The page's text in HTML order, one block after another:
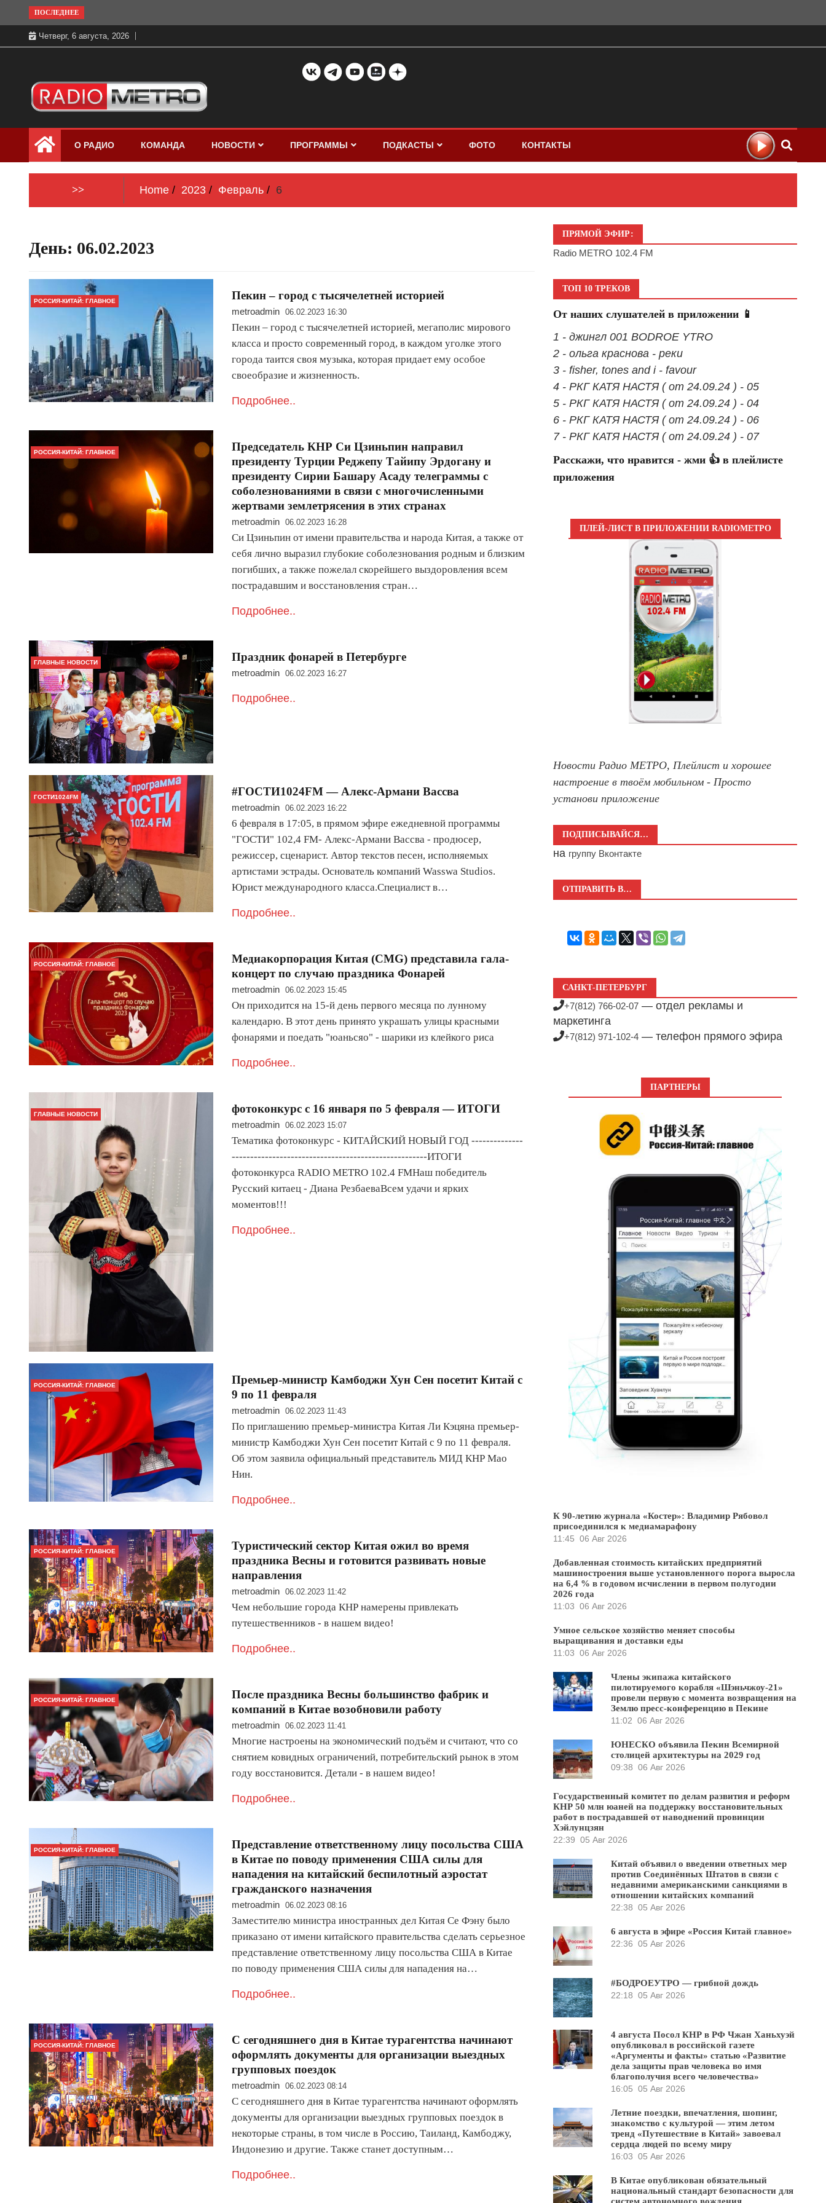
to
content
ПОСЛЕДНЕЕ
Четверг, 6 августа, 2026
Радио МЕТРО
бесплатно в хорошем качестве Санкт-
Петербург и Россия
О РАДИО КОМАНДА НОВОСТИ ПРОГРАММЫ ПОДКАСТЫ ФОТО КОНТАКТЫ
>> Home 2023 Февраль 6
День: 06.02.2023
РОССИЯ-КИТАЙ: ГЛАВНОЕ Пекин – город с тысячелетней историей
metroadmin 06.02.2023 16:30
Пекин – город с тысячелетней историей, мегаполис мирового
класса и просто современный город, в каждом уголке этого
города таится своя музыка, которая придает ему особое
своеобразие и жизненность.
Подробнее..
РОССИЯ-КИТАЙ: ГЛАВНОЕ
Председатель КНР Си Цзиньпин направил
президенту Турции Реджепу Тайипу Эрдогану и
президенту Сирии Башару Асаду телеграммы с
соболезнованиями в связи с многочисленными
жертвами землетрясения в этих странах
metroadmin 06.02.2023 16:28
Си Цзиньпин от имени правительства и народа Китая, а также от
себя лично выразил глубокие соболезнования родным и близким
погибших, а также пожелал скорейшего выздоровления всем
пострадавшим и восстановления стран…
Подробнее..
ГЛАВНЫЕ НОВОСТИ Праздник фонарей в Петербурге
metroadmin 06.02.2023 16:27
Подробнее..
ГОСТИ1024FM #ГОСТИ1024FM — Алекс-Армани Вассва
metroadmin 06.02.2023 16:22
6 февраля в 17:05, в прямом эфире ежедневной программы
"ГОСТИ" 102,4 FM- Алекс-Армани Вассва - продюсер,
режиссер, сценарист. Автор текстов песен, исполняемых
артистами эстрады. Основатель компаний Wasswa Studios.
Юрист международного класса.Специалист в…
Подробнее..
РОССИЯ-КИТАЙ: ГЛАВНОЕ
Медиакорпорация Китая (CMG) представила гала-
концерт по случаю праздника Фонарей
metroadmin 06.02.2023 15:45
Он приходится на 15-й день первого месяца по лунному
календарю. В этот день принято украшать улицы красными
фонарями и поедать "юаньсяо" - шарики из клейкого риса
Подробнее..
ГЛАВНЫЕ НОВОСТИ фотоконкурс с 16 января по 5 февраля — ИТОГИ
metroadmin 06.02.2023 15:07
Тематика фотоконкурс - КИТАЙСКИЙ НОВЫЙ ГОД --------------
-----------------------------------------------------ИТОГИ
фотоконкурса RADIO METRO 102.4 FMНаш победитель
Русский китаец - Диана РезбаеваВсем удачи и ярких
моментов!!!
Подробнее..
РОССИЯ-КИТАЙ: ГЛАВНОЕ
Премьер-министр Камбоджи Хун Сен посетит Китай с
9 по 11 февраля
metroadmin 06.02.2023 11:43
По приглашению премьер-министра Китая Ли Кэцяна премьер-
министр Камбоджи Хун Сен посетит Китай с 9 по 11 февраля.
Об этом заявила официальный представитель МИД КНР Мао
Нин.
Подробнее..
РОССИЯ-КИТАЙ: ГЛАВНОЕ
Туристический сектор Китая ожил во время
праздника Весны и готовится развивать новые
направления
metroadmin 06.02.2023 11:42
Чем небольшие города КНР намерены привлекать
путешественников - в нашем видео!
Подробнее..
РОССИЯ-КИТАЙ: ГЛАВНОЕ
После праздника Весны большинство фабрик и
компаний в Китае возобновили работу
metroadmin 06.02.2023 11:41
Многие настроены на экономический подъём и считают, что со
снятием ковидных ограничений, потребительский рынок в этом
году восстановится. Детали - в нашем видео!
Подробнее..
РОССИЯ-КИТАЙ: ГЛАВНОЕ
Представление ответственному лицу посольства США
в Китае по поводу применения США силы для
нападения на китайский беспилотный аэростат
гражданского назначения
metroadmin 06.02.2023 08:16
Заместителю министра иностранных дел Китая Се Фэну было
приказано от имени китайского правительства сделать серьезное
представление ответственному лицу посольства США в Китае
по поводу применения США силы для нападения на…
Подробнее..
РОССИЯ-КИТАЙ: ГЛАВНОЕ
C сегодняшнего дня в Китае турагентства начинают
оформлять документы для организации выездных
групповых поездок
metroadmin 06.02.2023 08:14
C сегодняшнего дня в Китае турагентства начинают оформлять
документы для организации выездных групповых поездок в
некоторые страны, в том числе в Россию, Таиланд, Камбоджу,
Индонезию и другие. Также станет доступным…
Подробнее..
ПРЯМОЙ ЭФИР:
Radio METRO 102.4 FM
ТОП 10 ТРЕКОВ
От наших слушателей в приложении 📱
1 - джингл 001 BODROE YTRO
2 - ольга краснова - реки
3 - fisher, tones and i - favour
4 - РКГ КАТЯ НАСТЯ ( от 24.09.24 ) - 05
5 - РКГ КАТЯ НАСТЯ ( от 24.09.24 ) - 04
6 - РКГ КАТЯ НАСТЯ ( от 24.09.24 ) - 06
7 - РКГ КАТЯ НАСТЯ ( от 24.09.24 ) - 07
Расскажи, что нравится - жми 👍 в плейлисте
приложения
ПЛЕЙ-ЛИСТ В ПРИЛОЖЕНИИ RADIOМЕТРО
Новости Радио МЕТРО, Плейлист и хорошее
настроение в твоём мобильном - Просто
установи приложение
ПОДПИСЫВАЙСЯ…
на группу Вконтакте
ОТПРАВИТЬ В…
САНКТ-ПЕТЕРБУРГ
+7(812) 766-02-07 — отдел рекламы и
маркетинга
+7(812) 971-102-4 — телефон прямого эфира
ПАРТНЕРЫ
К 90-летию журнала «Костер»: Владимир Рябовол
присоединился к медиамарафону
11:45 06 Авг 2026
Добавленная стоимость китайских предприятий
машиностроения выше установленного порога выросла
на 6,4 % в годовом исчислении в первом полугодии
2026 года
11:03 06 Авг 2026
Умное сельское хозяйство меняет способы
выращивания и доставки еды
11:03 06 Авг 2026
Члены экипажа китайского
пилотируемого корабля «Шэньчжоу-21»
провели первую с момента возвращения на
Землю пресс-конференцию в Пекине
11:02 06 Авг 2026
ЮНЕСКО объявила Пекин Всемирной
столицей архитектуры на 2029 год
09:38 06 Авг 2026
Государственный комитет по делам развития и реформ
КНР 50 млн юаней на поддержку восстановительных
работ в пострадавшей от наводнений провинции
Хэйлунцзян
22:39 05 Авг 2026
Китай объявил о введении ответных мер
против Соединённых Штатов в связи с
недавними американскими санкциями в
отношении китайских компаний
22:38 05 Авг 2026
6 августа в эфире «Россия Китай главное»
22:36 05 Авг 2026
#БОДРОЕУТРО — грибной дождь
22:18 05 Авг 2026
4 августа Посол КНР в РФ Чжан Ханьхуэй
опубликовал в российской газете
«Аргументы и факты» статью «Развитие
дела защиты прав человека во имя
благополучия всего человечества»
16:05 05 Авг 2026
Летние поездки, впечатления, шопинг,
знакомство с культурой — этим летом
тренд «Путешествие в Китай» завоевал
сердца людей по всему миру
16:03 05 Авг 2026
В Китае опубликован обязательный
национальный стандарт безопасности для
систем автономного вождения